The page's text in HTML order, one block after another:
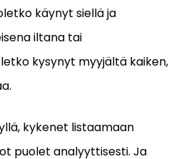
käynyt siellä ja
iltana tai
kysynyt myyjältä kaiken,
kykenet listaamaan
puolet analyyttisesti. Ja